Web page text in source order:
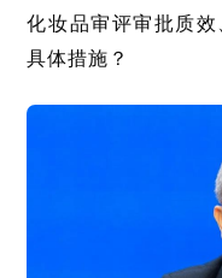
化妆品审评审批质
具体措施？